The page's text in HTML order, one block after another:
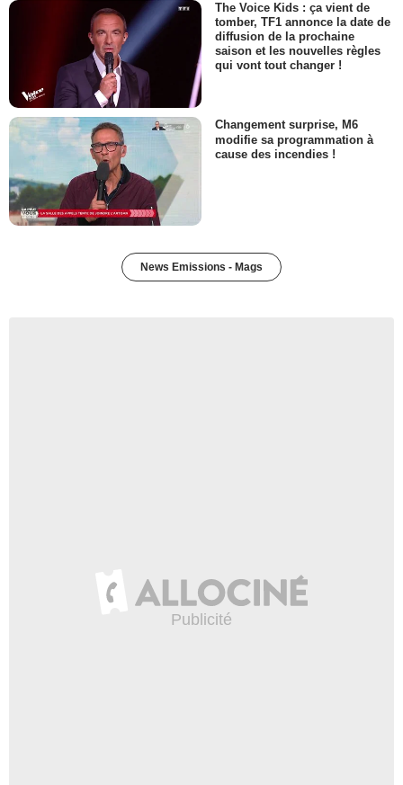
The Voice Kids : ça vient de
tomber, TF1 annonce la date de
diffusion de la prochaine
saison et les nouvelles règles
qui vont tout changer !
Changement surprise, M6
modifie sa programmation à
cause des incendies !
News Emissions - Mags